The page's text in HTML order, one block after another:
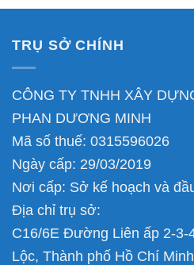
TRỤ SỞ CHÍNH
CÔNG TY TNHH XÂY
PHAN DƯƠNG MINH
Mã số thuế: 0315596026
Ngày cấp: 29/03/2019
Nơi cấp: Sở kế hoạch và
Địa chỉ trụ sở:
C16/6E Đường Liên ấp 2-3-
Lộc, Thành phố Hồ Chí